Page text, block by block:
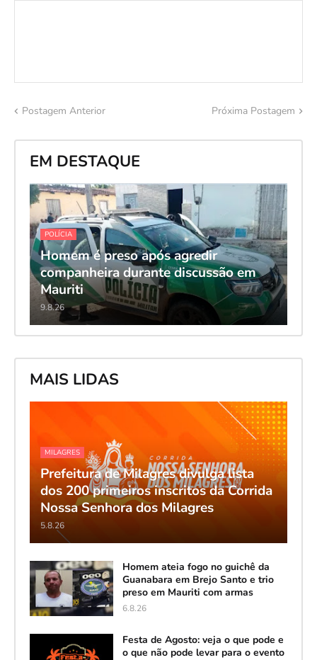
Postagem Anterior Próxima Postagem
EM DESTAQUE
POLÍCIA
Homem é preso após agredir
companheira durante discussão em
Mauriti
9.8.26
MAIS LIDAS
MILAGRES
Prefeitura de Milagres divulga lista
dos 200 primeiros inscritos da Corrida
Nossa Senhora dos Milagres
5.8.26
Homem ateia fogo no guichê da
Guanabara em Brejo Santo e trio
preso em Mauriti com armas
6.8.26
Festa de Agosto: veja o que pode e
o que não pode levar para o evento